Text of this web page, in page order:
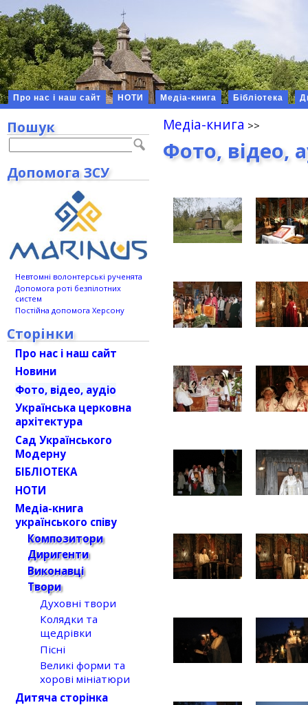
Про нас і наш сайт НОТИ Медіа-книга Бібліотека
Медіа-книга
Фото, відео,
Пошук
Допомога ЗСУ
Невтомні волонтерські рученята
Допомога роті безпілотних
систем
Постійна допомога Херсону
Сторінки
Про нас і наш сайт
Новини
Фото, відео, аудіо
Українська церковна
архітектура
Сад Українського
Модерну
БІБЛІОТЕКА
НОТИ
Медіа-книга
українського співу
Композитори
Диригенти
Виконавці
Твори
Духовні твори
Колядки та
щедрівки
Пісні
Великі форми та
хорові мініатюри
Дитяча сторінка